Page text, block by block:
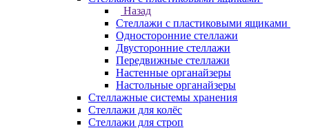
Назад
Стеллажи с пластиковыми ящиками
Односторонние стеллажи
Двусторонние стеллажи
Передвижные стеллажи
Настенные органайзеры
Настольные органайзеры
Стеллажные системы хранения
Стеллажи для колёс
Стеллажи для строп